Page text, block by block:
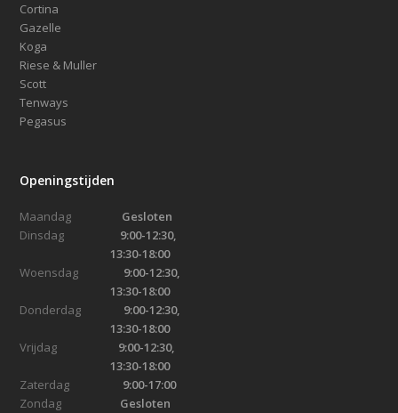
Cortina
Gazelle
Koga
Riese & Muller
Scott
Tenways
Pegasus
Openingstijden
Maandag Gesloten
Dinsdag 9:00-12:30,
13:30-18:00
Woensdag
9:00-12:30,
13:30-18:00
Donderdag 9:00-12:30,
13:30-18:00
Vrijdag 9:00-12:30,
13:30-18:00
Zaterdag 9:00-17:00
Zondag Gesloten